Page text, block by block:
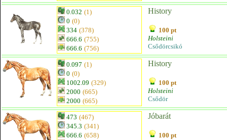
0.032 (1)
0 (0)
334 (378)
666.6 (755)
666.6 (756)
History
100 pt
Holsteini
Csődörcsikó
0.097 (1)
0 (0)
1002.09 (329)
2000 (665)
2000 (665)
History
100 pt
Holsteini
Csődör
473 (467)
345.3 (341)
666.6 (658)
Jóbarát
100 pt